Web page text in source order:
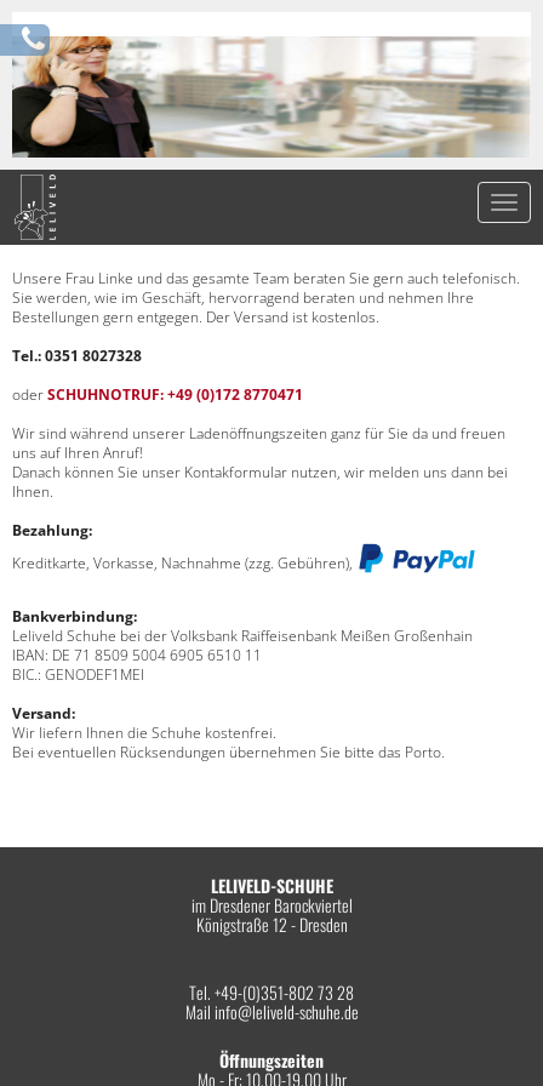
Unsere Frau Linke und das gesamte Team beraten Sie gern auch telefonisch.
Sie werden, wie im Geschäft, hervorragend beraten und nehmen Ihre
Bestellungen gern entgegen. Der Versand ist kostenlos.
Tel.: 0351 8027328
oderSCHUHNOTRUF: +49 (0)172 8770471
Wir sind während unserer Ladenöffnungszeiten ganz für Sie da und freuen
uns auf Ihren Anruf!
Danach können Sie unser Kontakformular nutzen, wir melden uns dann bei
Ihnen.
Bezahlung:
Kreditkarte, Vorkasse, Nachnahme (zzg. Gebühren),
Bankverbindung:
Leliveld Schuhe bei der Volksbank Raiffeisenbank Meißen Großenhain
IBAN: DE 71 8509 5004 6905 6510 11
BIC.: GENODEF1MEI
Versand:
Wir liefern Ihnen die Schuhe kostenfrei.
Bei eventuellen Rücksendungen übernehmen Sie bitte das Porto.
LELIVELD-SCHUHE
im Dresdener Barockviertel
Königstraße 12 - Dresden
Tel. +49-(0)351-802 73 28
Mail info@leliveld-schuhe.de
Öffnungszeiten
Mo - Fr: 10.00-19.00 Uhr